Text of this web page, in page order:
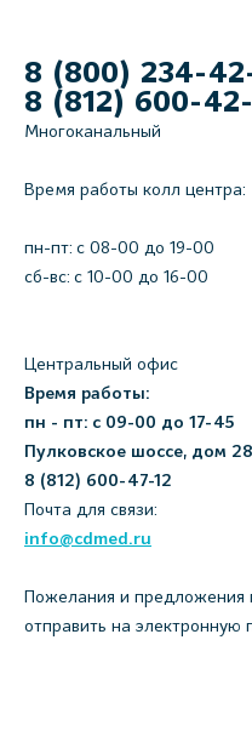
8 (800) 234-
8 (812) 600-
Многоканальный
Время работы колл центра:
пн-пт: c 08-00 до 19-00
сб-вс: с 10-00 до 16-00
Центральный офис
Время работы:
пн - пт: с 09-00 до 17-45
Пулковское шоссе, дом
8 (812) 600-47-12
Почта для связи:
info@cdmed.ru
Пожелания и предложения
отправить на электронную